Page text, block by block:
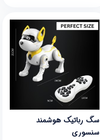
سگ رباتیک هوشمند
سنسوری